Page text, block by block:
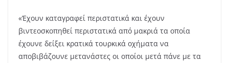
«Έχουν καταγραφεί περιστατικά και έχουν
βιντεοσκοπηθεί περιστατικά από μακριά τα οποία
έχουνε δείξει κρατικά τουρκικά οχήματα να
αποβιβάζουνε μετανάστες οι οποίοι μετά πάνε με τα